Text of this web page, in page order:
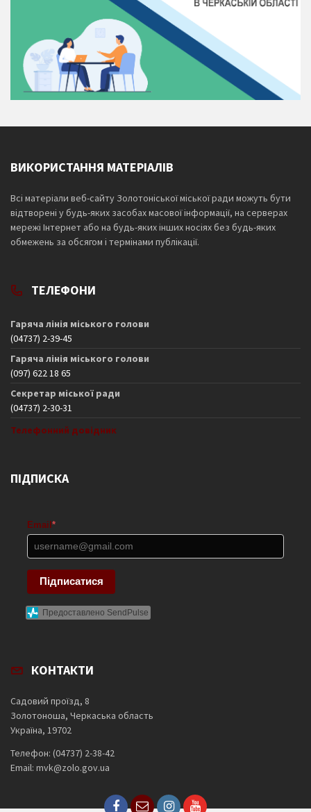
ВИКОРИСТАННЯ МАТЕРІАЛІВ
Всі матеріали веб-сайту Золотоніської міської ради можуть бути
відтворені у будь-яких засобах масової інформації, на серверах
мережі Інтернет або на будь-яких інших носіях без будь-яких
обмежень за обсягом і термінами публікації.
ТЕЛЕФОНИ
Гаряча лінія міського голови
(04737) 2-39-45
Гаряча лінія міського голови
(097) 622 18 65
Секретар міської ради
(04737) 2-30-31
Телефонний довідник
ПІДПИСКА
Email *
Підписатися
Предоставлено SendPulse
КОНТАКТИ
Садовий проїзд, 8
Золотоноша, Черкаська область
Україна, 19702
Телефон: (04737) 2-38-42
Email: mvk@zolo.gov.ua